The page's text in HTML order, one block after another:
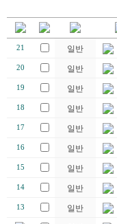
21 일반
20 일반
19 일반
18 일반
17 일반
16 일반
15 일반
14 일반
13 일반